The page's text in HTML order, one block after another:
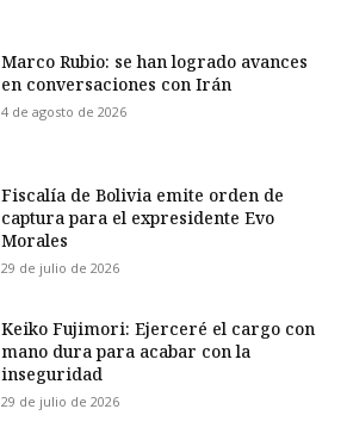
Marco Rubio: se han logrado avances
en conversaciones con Irán
4 de agosto de 2026
Fiscalía de Bolivia emite orden de
captura para el expresidente Evo
Morales
29 de julio de 2026
Keiko Fujimori: Ejerceré el cargo con
mano dura para acabar con la
inseguridad
29 de julio de 2026